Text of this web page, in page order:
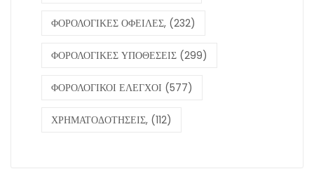
ΦΟΡΟΛΟΓΙΚΕΣ ΟΦΕΙΛΕΣ, (232)
ΦΟΡΟΛΟΓΙΚΕΣ ΥΠΟΘΕΣΕΙΣ (299)
ΦΟΡΟΛΟΓΙΚΟΙ ΕΛΕΓΧΟΙ (577)
ΧΡΗΜΑΤΟΔΟΤΗΣΕΙΣ, (112)